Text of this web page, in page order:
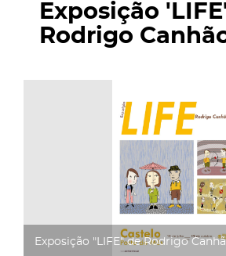
Exposição
Rodrigo
Exposição "LIFE" de Rodrigo